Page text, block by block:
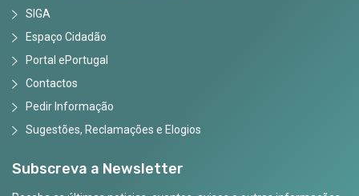
SIGA
Espaço Cidadão
Portal ePortugal
Contactos
Pedir Informação
Sugestões, Reclamações e Elogios
Subscreva a Newsletter